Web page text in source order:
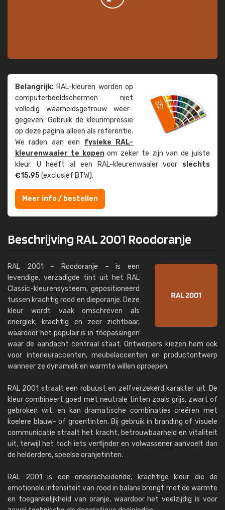
Belangrijk: RAL-kleuren worden op
computer­beeld­schermen niet
volledig waarheids­­getrouw weer­
gegeven. Gebruik de kleur­impressie
op deze pagina alleen als referentie.
We raden aan een fysieke RAL-
kleuren­waaier te kopenom zeker te zijn van de juiste
kleur. U heeft al een RAL-kleuren­waaier voor slechts
€15,95(exclusief BTW).
Meer info / bestellen
Beschrijving RAL 2001 Roodoranje
RAL 2001 – Roodoranje – is een
levendige, verzadigde tint uit het RAL
Classic-kleurensysteem, gepositioneerd
tussen krachtig rood en dieporanje. Deze
kleur wordt vaak omschreven als
energiek, krachtig en zeer zichtbaar,
waardoor het populair is in toepassingen
waar de aandacht centraal staat. Ontwerpers kiezen hem ook
voor interieuraccenten, meubelaccenten en productontwerp
wanneer ze dynamiek en warmte willen oproepen.
RAL 2001 straalt een robuust en zelfverzekerd karakter uit. De
kleur combineert goed met neutrale tinten zoals grijs, zwart of
gebroken wit, en kan dramatische combinaties creëren met
koelere blauw- of groentinten. Bij gebruik in branding of visuele
communicatie straalt het kracht, betrouwbaarheid en vitaliteit
uit, terwijl het toch iets verfijnder en volwassener aanvoelt dan
de helderdere, speelse oranjetinten.
RAL 2001 is een onderscheidende, krachtige kleur die de
emotionele intensiteit van rood in balans brengt met de warmte
en toegankelijkheid van oranje, waardoor het veelzijdig is voor